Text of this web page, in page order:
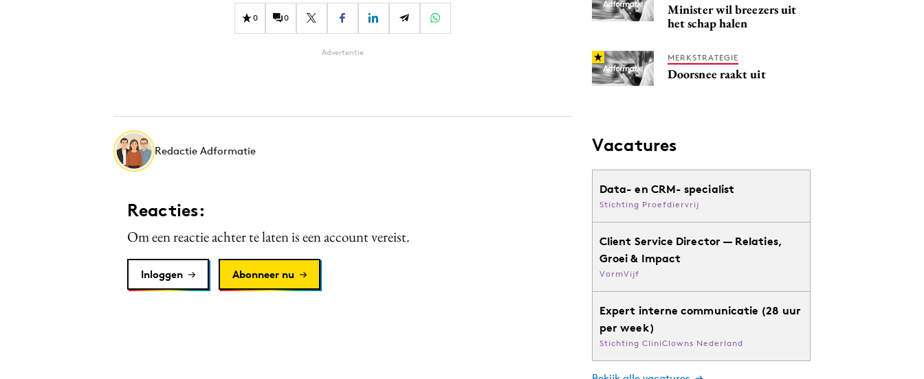
0 0
Advertentie
Redactie Adformatie
Reacties:
Om een reactie achter te laten is een account vereist.
Inloggen Abonneer nu
Minister wil breezers uit
het schap halen
MERKSTRATEGIE
Doorsnee raakt uit
Vacatures
Data- en CRM- specialist
Stichting Proefdiervrij
Client Service Director — Relaties,
Groei & Impact
VormVijf
Expert interne communicatie (28 uur
per week)
Stichting CliniClowns Nederland